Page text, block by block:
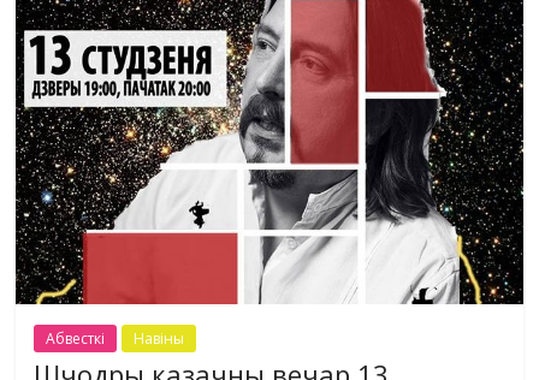
Абвесткі Навіны